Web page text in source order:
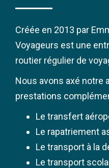
Créée en 2013 par
Voyageurs est une
routier régulier de
Nous avons axé notre
prestations
Le transfert
Le rapatriement
Le transport à la
Le transport